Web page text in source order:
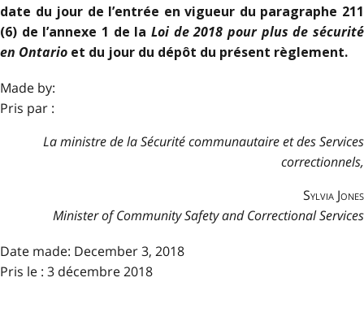
date du jour de l’entrée en vigueur du paragraphe 211
(6) de l’annexe 1 de laLoi de 2018 pour plus de sécurité
en Ontario et du jour du dépôt du présent règlement.
Made by:
Pris par :
La ministre de la Sécurité communautaire et des Services
correctionnels,
Sylvia Jones
Minister of Community Safety and Correctional Services
Date made: December 3, 2018
Pris le : 3 décembre 2018